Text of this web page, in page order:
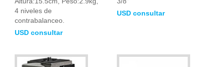
4 niveles de
contrabalanceo.
USD consultar
USD consultar